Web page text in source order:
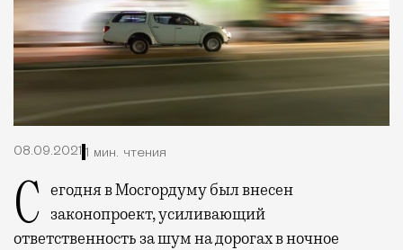
08.09.2021 1 мин. чтения
Сегодня в Мосгордуму был внесен законопроект, усиливающий
ответственность за шум на дорогах в ночное